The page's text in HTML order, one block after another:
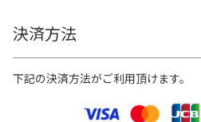
決済方法
下記の決済方法がご利用頂けます。